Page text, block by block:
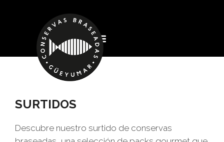
SURTIDOS
Descubre nuestro surtido de conservas